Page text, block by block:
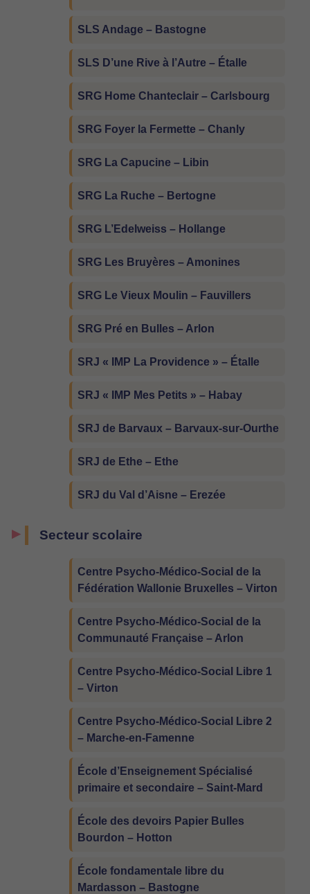
SLS Andage – Bastogne
SLS D’une Rive à l’Autre – Étalle
SRG Home Chanteclair – Carlsbourg
SRG Foyer la Fermette – Chanly
SRG La Capucine – Libin
SRG La Ruche – Bertogne
SRG L’Edelweiss – Hollange
SRG Les Bruyères – Amonines
SRG Le Vieux Moulin – Fauvillers
SRG Pré en Bulles – Arlon
SRJ « IMP La Providence » – Étalle
SRJ « IMP Mes Petits » – Habay
SRJ de Barvaux – Barvaux-sur-Ourthe
SRJ de Ethe – Ethe
SRJ du Val d’Aisne – Erezée
Secteur scolaire
Centre Psycho-Médico-Social de la
Fédération Wallonie Bruxelles – Virton
Centre Psycho-Médico-Social de la
Communauté Française – Arlon
Centre Psycho-Médico-Social Libre 1
– Virton
Centre Psycho-Médico-Social Libre 2
– Marche-en-Famenne
École d’Enseignement Spécialisé
primaire et secondaire – Saint-Mard
École des devoirs Papier Bulles
Bourdon – Hotton
École fondamentale libre du
Mardasson – Bastogne